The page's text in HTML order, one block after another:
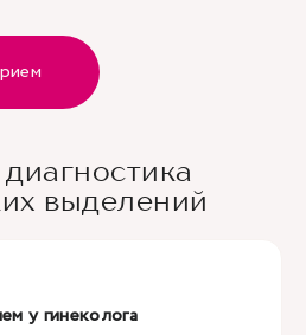
выделений
у гинеколога